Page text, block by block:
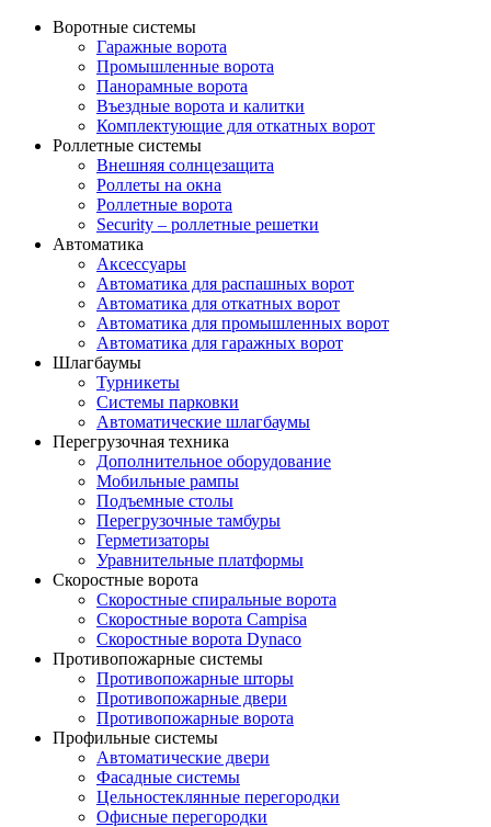
Воротные системы
Гаражные ворота
Промышленные ворота
Панорамные ворота
Въездные ворота и калитки
Комплектующие для откатных ворот
Роллетные системы
Внешняя солнцезащита
Роллеты на окна
Роллетные ворота
Security – роллетные решетки
Автоматика
Аксессуары
Автоматика для распашных ворот
Автоматика для откатных ворот
Автоматика для промышленных ворот
Автоматика для гаражных ворот
Шлагбаумы
Турникеты
Системы парковки
Автоматические шлагбаумы
Перегрузочная техника
Дополнительное оборудование
Мобильные рампы
Подъемные столы
Перегрузочные тамбуры
Герметизаторы
Уравнительные платформы
Скоростные ворота
Скоростные спиральные ворота
Скоростные ворота Campisa
Скоростные ворота Dynaco
Противопожарные системы
Противопожарные шторы
Противопожарные двери
Противопожарные ворота
Профильные системы
Автоматические двери
Фасадные системы
Цельностеклянные перегородки
Офисные перегородки